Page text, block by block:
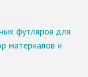
футляров для
материалов и